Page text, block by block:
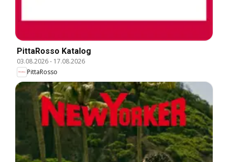
PittaRosso Katalog
03.08.2026- 17.08.2026
PittaRosso